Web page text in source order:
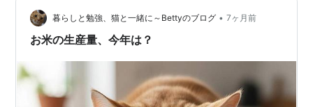
「ほしのゆめ」よりやや厚い。玄米千粒重は「おぼろづ
き」「ほしのゆめ」よりやや重く、粒大は「おぼろづ
き」「ほしのゆめ」と同等である。割籾の発生は「おぼ
ろづき」よりやや少なく「ほしのゆめ」より少ない。
生態的特性
暮らしと勉強、猫と一緒に～Bettyのブログ • 7ヶ月前
お米の生産量、今年は？